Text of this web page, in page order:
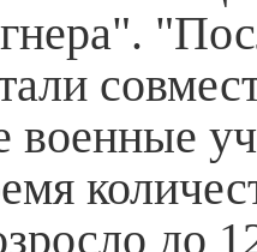
военные
до